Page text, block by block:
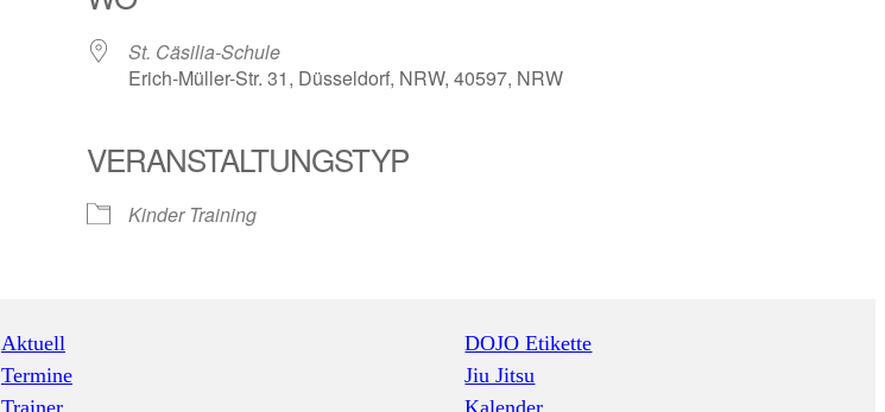
St. Cäsilia-Schule
Erich-Müller-Str. 31, Düsseldorf, NRW, 40597, NRW
VERANSTALTUNGSTYP
Kinder Training
Aktuell
Termine
Trainer
DOJO Etikette
Jiu Jitsu
Kalender